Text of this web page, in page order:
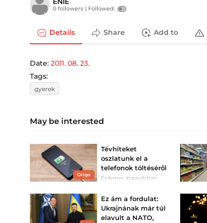
0 followers | Followed:
Details Share Add to
Date: 2011. 08. 23.
Tags:
gyerek
May be interested
Origo
Tévhiteket
oszlatunk el a
telefonok töltéséről
Érdemes átgondoltan
Ez ám a fordulat:
Ukrajnának már túl
elavult a NATO,